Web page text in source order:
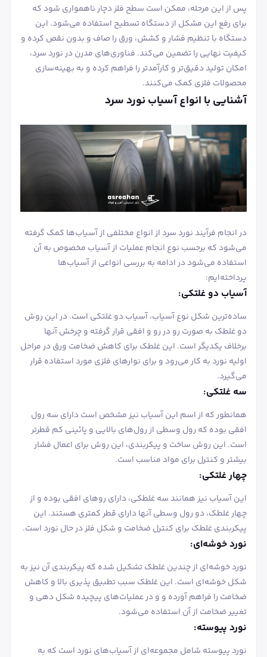
پس از این مرحله، ممکن است سطح فلز دچار ناهمواری شود که
برای رفع این مشکل از دستگاه تسطیح استفاده می‌شود. این
دستگاه با تنظیم فشار و کشش، ورق را صاف و بدون نقص کرده و
کیفیت نهایی را تضمین می‌کند. فناوری‌های مدرن در نورد سرد،
امکان تولید دقیق‌تر و کارآمدتر را فراهم کرده و به بهینه‌سازی
محصولات فلزی کمک می‌کنند.
آشنایی با انواع آسیاب نورد سرد
در انجام فرآیند نورد سرد از انواع مختلفی از آسیاب‌ها کمک گرفته
می‌شود که برحسب نوع انجام عملیات از آسیاب مخصوص به آن
استفاده می‌شود در ادامه به بررسی انواعی از آسیاب‌ها
پرداخته‌ایم:
آسیاب دو غلتکی:
ساده‌ترین شکل نوع آسیاب، آسیاب دو غلتکی است. در این روش
دو غلطک به صورت رو در رو و افقی قرار گرفته و چرخش آنها
برخلاف یکدیگر است. این غلطک برای کاهش ضخامت ورق در مراحل
اولیه نورد به کار می‌رود و برای نوارهای فلزی مورد استفاده قرار
می‌گیرد.
سه غلتکی:
همانطور که از اسم این آسیاب نیز مشخص است دارای سه رول
افقی بوده که رول وسطی از رول‌های بالایی و پائینی کم قطرتر
است. این روش ساخت و پیکربندی، این روش برای اعمال فشار
بیشتر و کنترل برای مواد مناسب است.
چهار غلتکی:
این آسیاب نیز همانند سه غلطکی، دارای رو‌های افقی بوده و از
چهار غلطک، دو رول وسطی آنها دارای قطر کمتری هستند. این
پیکربندی غلطک برای کنترل ضخامت و شکل فلز در حال نورد است.
نورد خوشه‌ای:
نورد خوشه‌ای از چندین غلطک تشکیل شده که پیکربندی آن نیز به
شکل خوشه‌ای است. این غلطک سبب تطبیق پذیری بالا و کاهش
ضخامت را فراهم آورده و و در عملیات‌های پیچیده شکل دهی و
تغییر ضخامت از آن استفاده می‌شود.
نورد پیوسته:
نورد پیوسته شامل مجموعه‌ای از آسیاب‌های نورد است که به